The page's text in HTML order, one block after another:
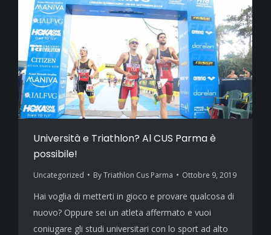
Università e Triathlon? Al CUS Parma è
possibile!
Uncategorized ByTriathlon Cus Parma Ottobre 9, 2019
Hai voglia di metterti in gioco e provare qualcosa di
nuovo? Oppure sei un atleta affermato e vuoi
coniugare gli studi universitari con lo sport ad alto